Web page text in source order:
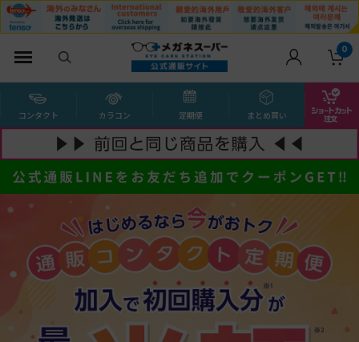
0
コンタクト カラコン 定期便 まとめ買い